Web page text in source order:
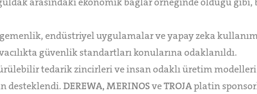
endüstriyel uygulamalar ve yapay zeka
güvenlik standartları konularına odaklanıldı.
tedarik zincirleri ve insan odaklı üretim modelleri
desteklendi.DEREWA, MERINOSveTROJAplatin